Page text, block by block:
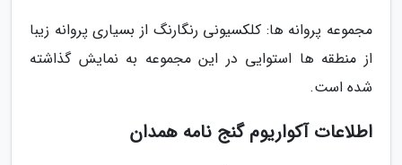
مجموعه پروانه ها: کلکسیونی رنگارنگ از بسیاری پروانه زیبا
از منطقه ها استوایی در این مجموعه به نمایش گذاشته
شده است.
اطلاعات آکواریوم گنج نامه همدان